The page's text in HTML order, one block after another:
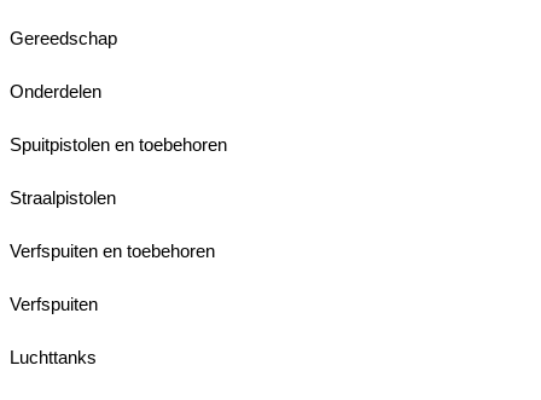
Gereedschap
Onderdelen
Spuitpistolen en toebehoren
Straalpistolen
Verfspuiten en toebehoren
Verfspuiten
Luchttanks